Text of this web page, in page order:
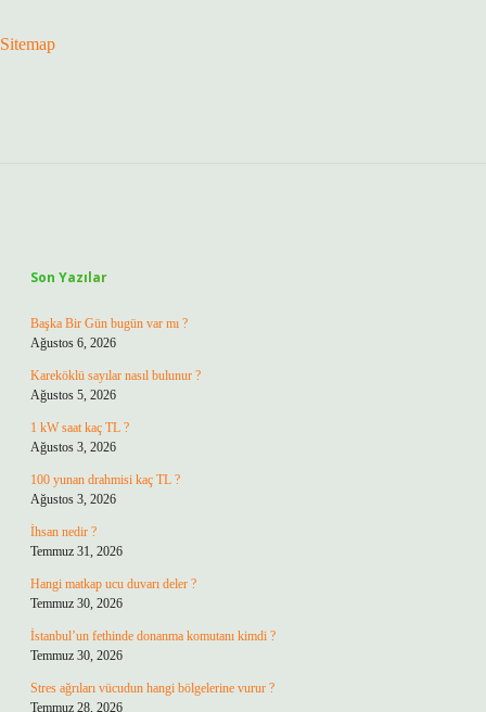
Sitemap
Son Yazılar
Başka Bir Gün bugün var mı ?
Ağustos 6, 2026
Kareköklü sayılar nasıl bulunur ?
Ağustos 5, 2026
1 kW saat kaç TL ?
Ağustos 3, 2026
100 yunan drahmisi kaç TL ?
Ağustos 3, 2026
İhsan nedir ?
Temmuz 31, 2026
Hangi matkap ucu duvarı deler ?
Temmuz 30, 2026
İstanbul’un fethinde donanma komutanı kimdi ?
Temmuz 30, 2026
Stres ağrıları vücudun hangi bölgelerine vurur ?
Temmuz 28, 2026